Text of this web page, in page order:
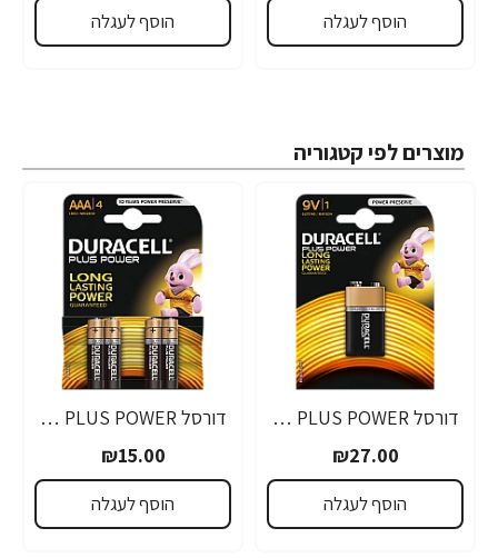
הוסף לעגלה הוסף לעגלה
מוצרים לפי קטגוריה
דורסל PLUS POWER סוללות 9V אריזת 1 יחידות - מבית Duracell
₪27.00
הוסף לעגלה
דורסל PLUS POWER סוללות AAA אריזת 4 יחידות - מבית Duracell
₪15.00
הוסף לעגלה